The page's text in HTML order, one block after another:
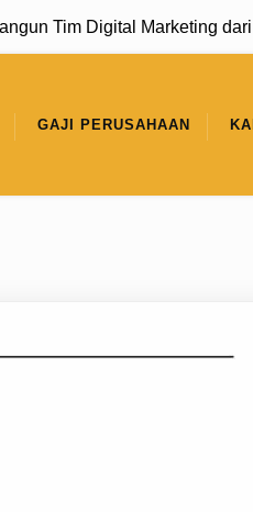
Digital Marketing dari Nol
GAJI PERUSAHAAN